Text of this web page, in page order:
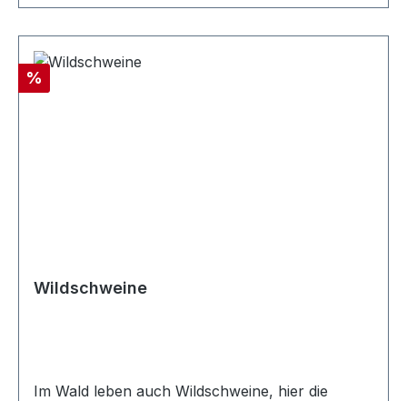
Rabatt
%
Wildschweine
Im Wald leben auch Wildschweine, hier die